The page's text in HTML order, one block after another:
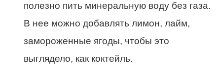
полезно пить минеральную воду без газа.
В нее можно добавлять лимон, лайм,
замороженные ягоды, чтобы это
выглядело, как коктейль.